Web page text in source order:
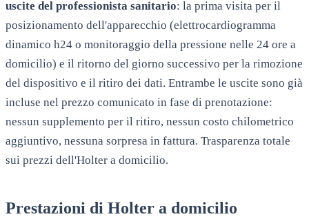
uscite del professionista sanitario: la prima visita per il
posizionamento dell'apparecchio (elettrocardiogramma
dinamico h24 o monitoraggio della pressione nelle 24 ore a
domicilio) e il ritorno del giorno successivo per la rimozione
del dispositivo e il ritiro dei dati. Entrambe le uscite sono già
incluse nel prezzo comunicato in fase di prenotazione:
nessun supplemento per il ritiro, nessun costo chilometrico
aggiuntivo, nessuna sorpresa in fattura. Trasparenza totale
sui prezzi dell'Holter a domicilio.
Prestazioni di Holter a domicilio